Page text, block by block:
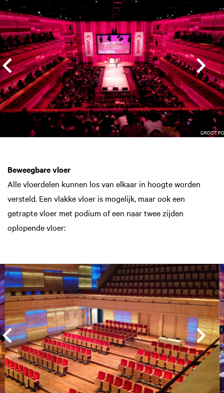
GROOT
Beweegbare vloer
Alle vloerdelen kunnen los van elkaar in hoogte worden
versteld. Een vlakke vloer is mogelijk, maar ook een
getrapte vloer met podium of een naar twee zijden
oplopende vloer:
Overslaan